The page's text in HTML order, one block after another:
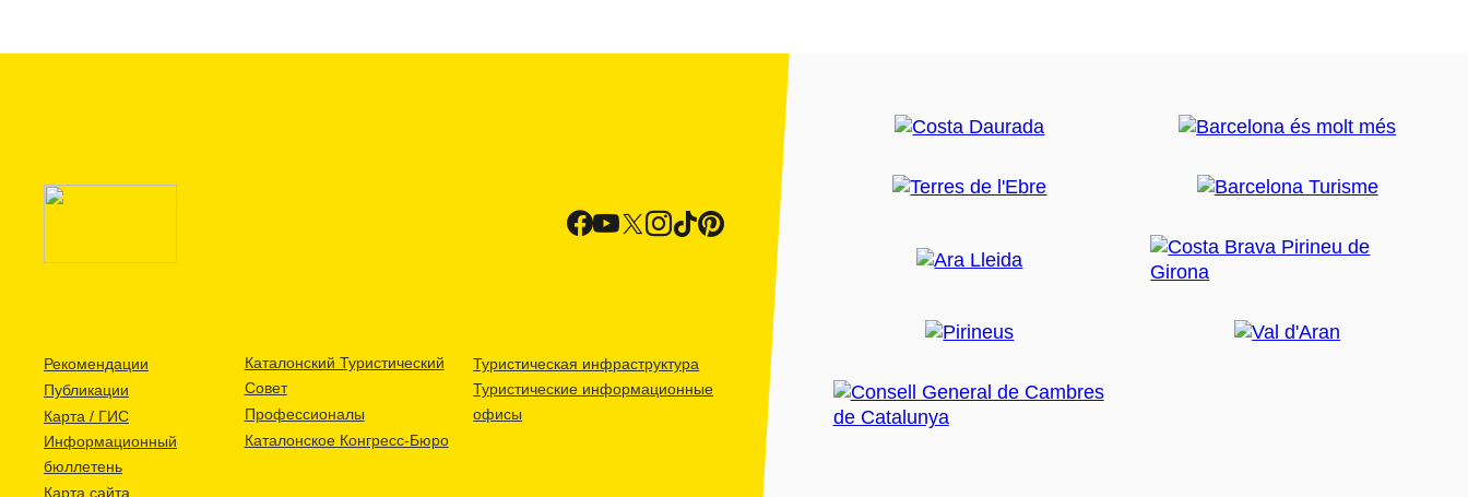
Рекомендации
Публикации
Карта / ГИС
Информационный
бюллетень
Карта сайта
Каталонский Туристический
Совет
Профессионалы
Каталонское Конгресс-Бюро
Туристическая инфраструктура
Туристические информационные
офисы